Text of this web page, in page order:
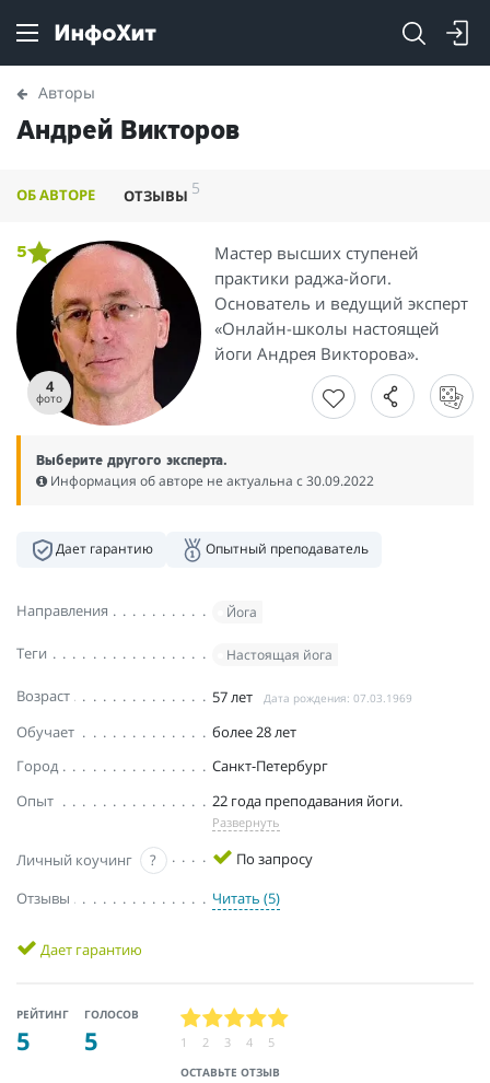
Авторы
Андрей Викторов
ОБ АВТОРЕ ОТЗЫВЫ 5
4
фото
5
Мастер высших ступеней
практики раджа-йоги.
Основатель и ведущий эксперт
«Онлайн-школы настоящей
йоги Андрея Викторова».
Выберите другого эксперта.
Информация об авторе не актуальна c 30.09.2022
Дает гарантию Опытный преподаватель
Направления Йога
Теги Настоящая йога
Возраст 57 лет Дата рождения: 07.03.1969
Обучает
более 28 лет
Город
Санкт-Петербург
Опыт
22 года преподавания йоги.
Развернуть
Личный коучинг ?
По запросу
Отзывы
Читать (5)
Дает гарантию
РЕЙТИНГ
5
ГОЛОСОВ
5
ОСТАВЬТЕ ОТЗЫВ
1 2 3 4 5